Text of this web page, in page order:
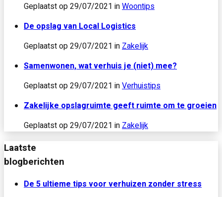
Geplaatst op29/07/2021 inWoontips
De opslag van Local Logistics
Geplaatst op29/07/2021 inZakelijk
Samenwonen, wat verhuis je (niet) mee?
Geplaatst op29/07/2021 inVerhuistips
Zakelijke opslagruimte geeft ruimte om te groeien
Geplaatst op29/07/2021 inZakelijk
Laatste
blogberichten
De 5 ultieme tips voor verhuizen zonder stress